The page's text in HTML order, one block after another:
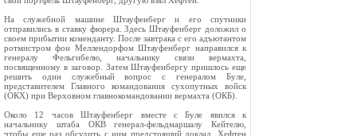
На служебной машине Штауфенберг и его спутники
отправились в ставку фюрера. Здесь Штауфенберг доложил о
своем прибытии коменданту. После завтрака с его адъютантом
ротмистром фон Меллендорфом Штауфенберг направился к
генералу Фельгибелю, начальнику связи вермахта,
посвященному в заговор. Затем Штауфенбергу пришлось еще
решить один служебный вопрос с генералом Буле,
представителем Главного командования сухопутных войск
(ОКХ) при Верховном главнокомандовании вермахта (ОКБ).
Около 12 часов Штауфенберг вместе с Буле явился к
начальнику штаба ОКВ генерал‑фельдмаршалу Кейтелю,
чтобы еще раз обсудить с ним предстоящий доклад. Хефтен